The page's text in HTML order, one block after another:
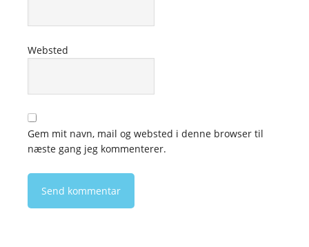
Websted
Gem mit navn, mail og websted i denne browser til
næste gang jeg kommenterer.